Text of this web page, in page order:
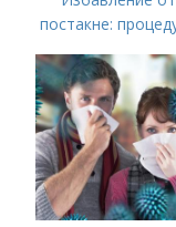
постакне: